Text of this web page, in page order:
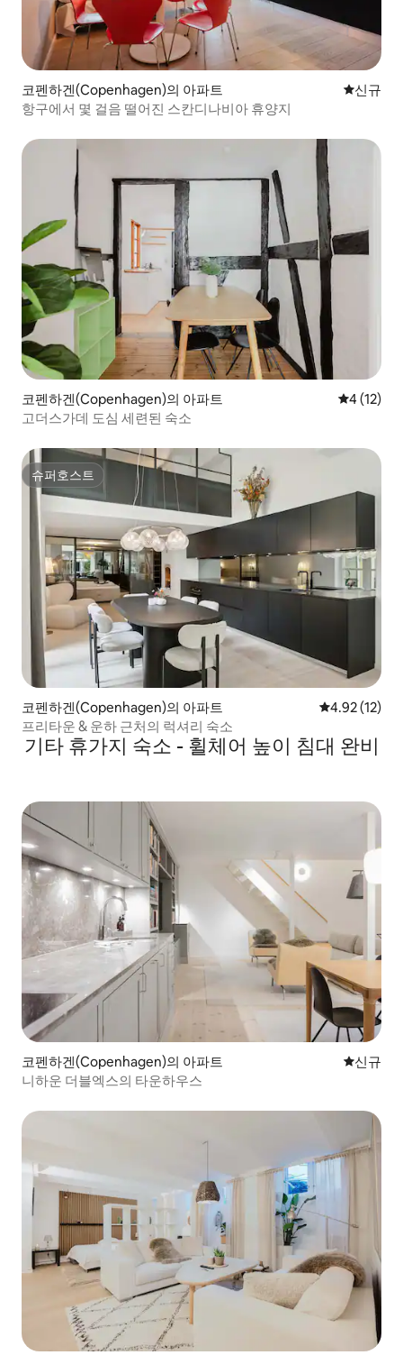
코펜하겐(Copenhagen)의 아파트 신규 숙소
신규
항구에서 몇 걸음 떨어진 스칸디나비아 휴양지
코펜하겐(Copenhagen)의 아파트 평점 4점
4 (12)
고더스가데 도심 세련된 숙소
슈퍼호스트
슈퍼호스트
코펜하겐(Copenhagen)의 아파트 평점 4.92점
4.92 (12)
프리타운 & 운하 근처의 럭셔리 숙소
기타 휴가지 숙소 - 휠체어 높이 침대 완비
코펜하겐(Copenhagen)의 아파트 신규 숙소
신규
니하운 더블엑스의 타운하우스